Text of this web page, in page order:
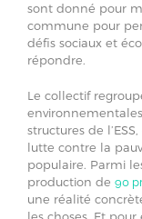
sont donné pour
commune pour
défis sociaux et
répondre.
Le collectif
structures de
lutte contre la
populaire. Parmi
production de 90
une réalité